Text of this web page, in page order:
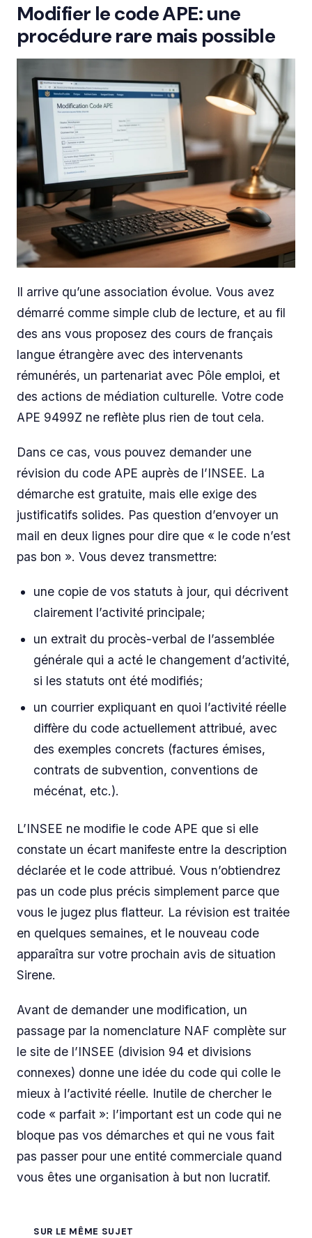
Modifier le code APE: une
procédure rare mais possible
Il arrive qu’une association évolue. Vous avez
démarré comme simple club de lecture, et au fil
des ans vous proposez des cours de français
langue étrangère avec des intervenants
rémunérés, un partenariat avec Pôle emploi, et
des actions de médiation culturelle. Votre code
APE 9499Z ne reflète plus rien de tout cela.
Dans ce cas, vous pouvez demander une
révision du code APE auprès de l’INSEE. La
démarche est gratuite, mais elle exige des
justificatifs solides. Pas question d’envoyer un
mail en deux lignes pour dire que « le code n’est
pas bon ». Vous devez transmettre:
une copie de vos statuts à jour, qui décrivent
clairement l’activité principale;
un extrait du procès-verbal de l’assemblée
générale qui a acté le changement d’activité,
si les statuts ont été modifiés;
un courrier expliquant en quoi l’activité réelle
diffère du code actuellement attribué, avec
des exemples concrets (factures émises,
contrats de subvention, conventions de
mécénat, etc.).
L’INSEE ne modifie le code APE que si elle
constate un écart manifeste entre la description
déclarée et le code attribué. Vous n’obtiendrez
pas un code plus précis simplement parce que
vous le jugez plus flatteur. La révision est traitée
en quelques semaines, et le nouveau code
apparaîtra sur votre prochain avis de situation
Sirene.
Avant de demander une modification, un
passage par la nomenclature NAF complète sur
le site de l’INSEE (division 94 et divisions
connexes) donne une idée du code qui colle le
mieux à l’activité réelle. Inutile de chercher le
code « parfait »: l’important est un code qui ne
bloque pas vos démarches et qui ne vous fait
pas passer pour une entité commerciale quand
vous êtes une organisation à but non lucratif.
SUR LE MÊME SUJET